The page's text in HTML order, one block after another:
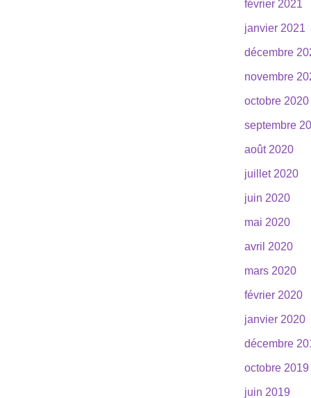
février 2021
janvier 2021
décembre
novembre
octobre 2020
septembre
août 2020
juillet 2020
juin 2020
mai 2020
avril 2020
mars 2020
février 2020
janvier 2020
décembre
octobre 2019
juin 2019